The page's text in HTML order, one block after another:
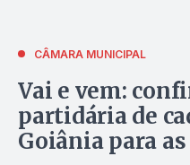
CÂMARA MUNICIPAL
Vai e vem:
partidária de
Goiânia para